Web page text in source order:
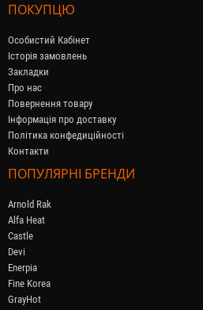
ПОКУПЦЮ
Особистий Кабінет
Історія замовлень
Закладки
Про нас
Повернення товару
Інформація про доставку
Політика конфедиційності
Контакти
ПОПУЛЯРНІ БРЕНДИ
Arnold Rak
Alfa Heat
Castle
Devi
Enerpia
Fine Korea
GrayHot